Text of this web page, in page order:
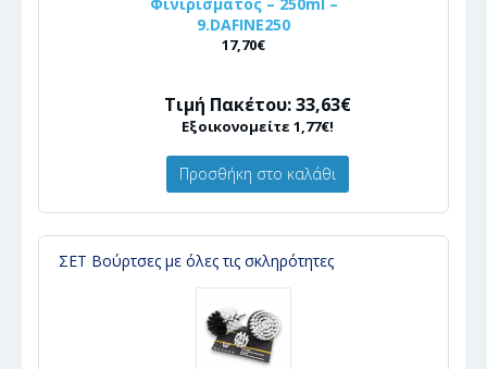
9.DAFINE250
17,70€
Τιμή Πακέτου: 33,63€
Εξοικονομείτε 1,77€!
Προσθήκη στο καλάθι
ΣΕΤ Βούρτσες με όλες τις σκληρότητες